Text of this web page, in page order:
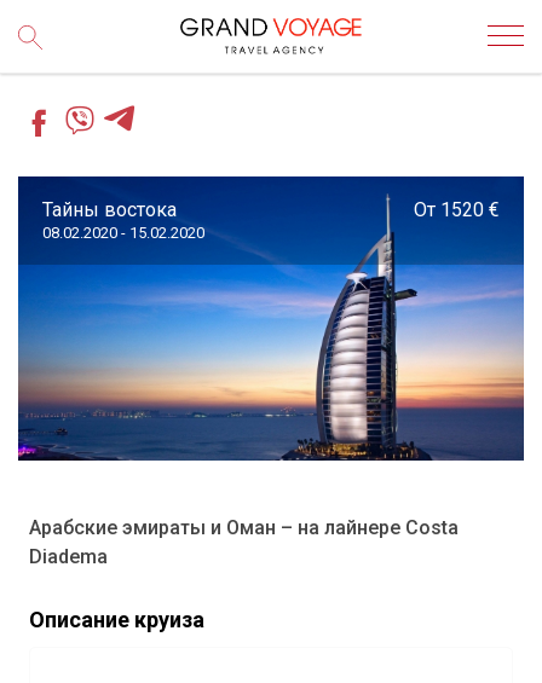
Тайны востока
08.02.2020 - 15.02.2020
От 1520 €
Арабские эмираты и Оман – на лайнере Costa
Diadema
Описание круиза